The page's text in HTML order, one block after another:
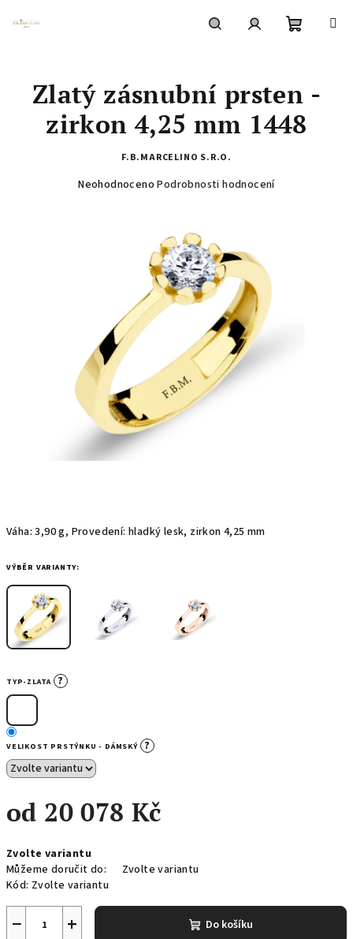
košík
Váha: 3,90 g, Provedení: hladký lesk, zirkon 4,25 mm
VÝBĚR VARIANTY:
TYP-ZLATA ?
VELIKOST PRSTÝNKU - DÁMSKÝ ?
od 20 078 Kč
cena:
Zvolte variantu
Můžeme doručit do:
Zvolte variantu
Kód: Zvolte variantu
+
− Do košíku
Zlatý zásnubní prsten -
zirkon 4,25 mm 1448
F.B.MARCELINO S.R.O.
Průměrné
Neohodnoceno Podrobnosti hodnocení